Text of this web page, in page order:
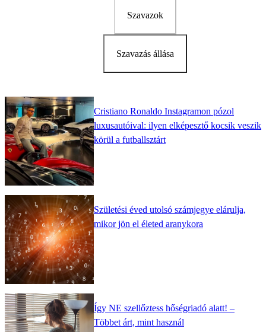
Szavazok
Szavazás állása
Cristiano Ronaldo Instagramon pózol
luxusautóival: ilyen elképesztő kocsik veszik
körül a futballsztárt
Születési éved utolsó számjegye elárulja,
mikor jön el életed aranykora
Így NE szellőztess hőségriadó alatt! –
Többet árt, mint használ